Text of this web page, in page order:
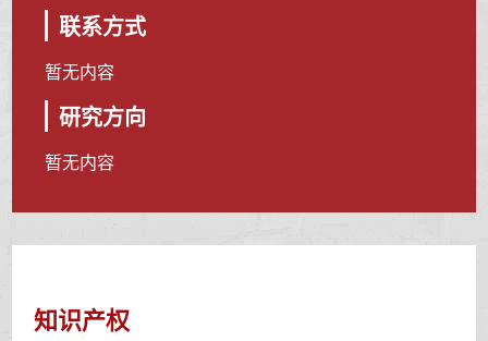
联系方式
暂无内容
研究方向
暂无内容
知识产权